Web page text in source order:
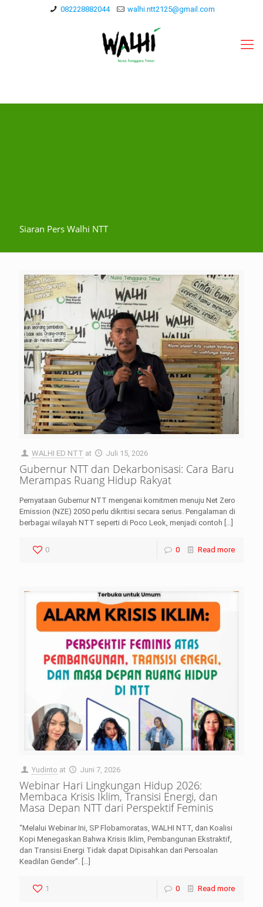
082228882044 walhi.ntt2125@gmail.com
Siaran Pers Walhi NTT
WALHI ED NTT at Juli 15, 2026
Gubernur NTT dan Dekarbonisasi: Cara Baru
Merampas Ruang Hidup Rakyat
Pernyataan Gubernur NTT mengenai komitmen menuju Net Zero
Emission (NZE) 2050 perlu dikritisi secara serius. Pengalaman di
berbagai wilayah NTT seperti di Poco Leok, menjadi contoh
0 0 Read more
Yudinto at Juni 7, 2026
Webinar Hari Lingkungan Hidup 2026:
Membaca Krisis Iklim, Transisi Energi, dan
Masa Depan NTT dari Perspektif Feminis
“Melalui Webinar Ini, SP Flobamoratas, WALHI NTT, dan Koalisi
Kopi Menegaskan Bahwa Krisis Iklim, Pembangunan Ekstraktif,
dan Transisi Energi Tidak dapat Dipisahkan dari Persoalan
Keadilan Gender”.
1 0 Read more